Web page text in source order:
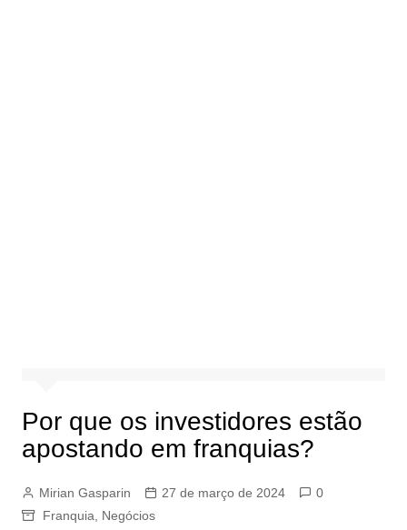
Por que os investidores estão
apostando em franquias?
Mirian Gasparin 27 de março de 2024
0
Franquia
Negócios